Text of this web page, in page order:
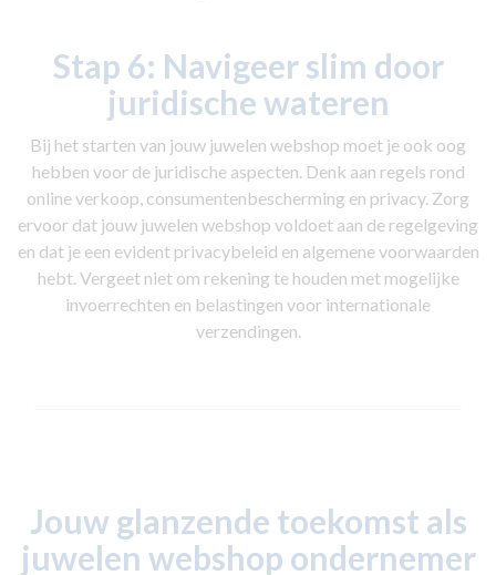
Stap 6: Navigeer slim door
juridische wateren
Bij het starten van jouw juwelen webshop moet je ook oog
hebben voor de juridische aspecten. Denk aan regels rond
online verkoop, consumentenbescherming en privacy. Zorg
ervoor dat jouw juwelen webshop voldoet aan de regelgeving
en dat je een evident privacybeleid en algemene voorwaarden
hebt. Vergeet niet om rekening te houden met mogelijke
invoerrechten en belastingen voor internationale
verzendingen.
Jouw glanzende toekomst als
juwelen webshop ondernemer